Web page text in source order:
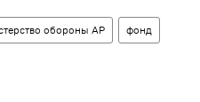
обороны АР фонд